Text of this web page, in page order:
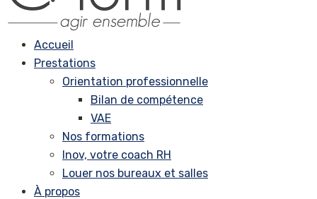
Accueil
Prestations
Orientation professionnelle
Bilan de compétence
VAE
Nos formations
Inov, votre coach RH
Louer nos bureaux et salles
À propos